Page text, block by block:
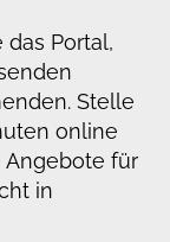
das Portal,
Stelle
online
für
in